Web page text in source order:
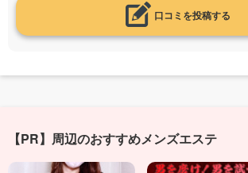
口コミを投稿する
【PR】周辺のおすすめメンズエステ